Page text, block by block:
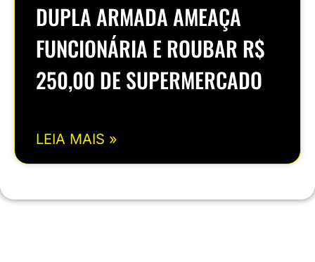
DUPLA ARMADA AMEAÇA
FUNCIONÁRIA E ROUBAR R$
250,00 DE SUPERMERCADO
LEIA MAIS »